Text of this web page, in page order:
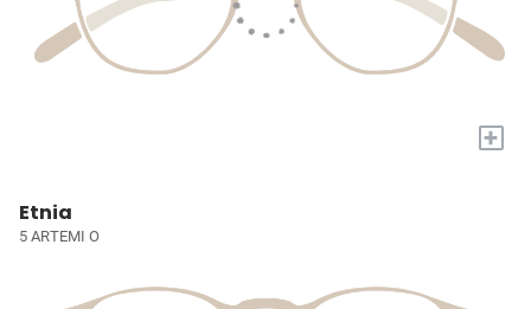
+
Etnia
5 ARTEMI O